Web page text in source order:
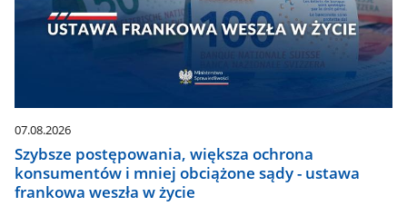
07.08.2026
Szybsze postępowania, większa ochrona
konsumentów i mniej obciążone sądy - ustawa
frankowa weszła w życie